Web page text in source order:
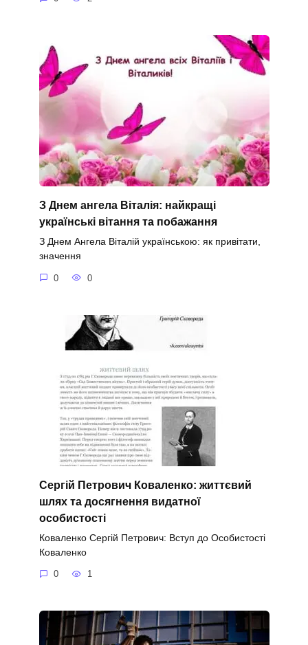
З Днем ангела Віталія: найкращі
українські вітання та побажання
З Днем Ангела Віталій українською: як привітати,
значення
0 0
Сергій Петрович Коваленко: життєвий
шлях та досягнення видатної
особистості
Коваленко Сергій Петрович: Вступ до Особистості
Коваленко
0 1